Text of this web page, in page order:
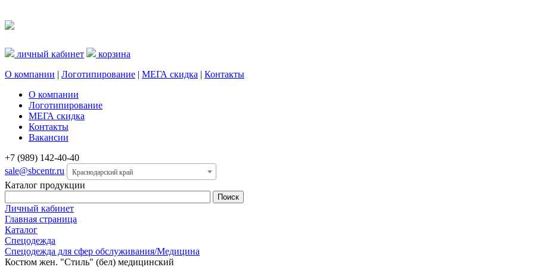
личный кабинет
корзина
О компании | Логотипирование | МЕГА скидка | Контакты
О компании
Логотипирование
МЕГА скидка
Контакты
Вакансии
+7 (989) 142-40-40
sale@sbcentr.ru
Краснодарский край
Каталог продукции
Личный кабинет
Главная страница
Каталог
Спецодежда
Спецодежда для сфер обслуживания/Медицина
Костюм жен. "Стиль" (бел) медицинский